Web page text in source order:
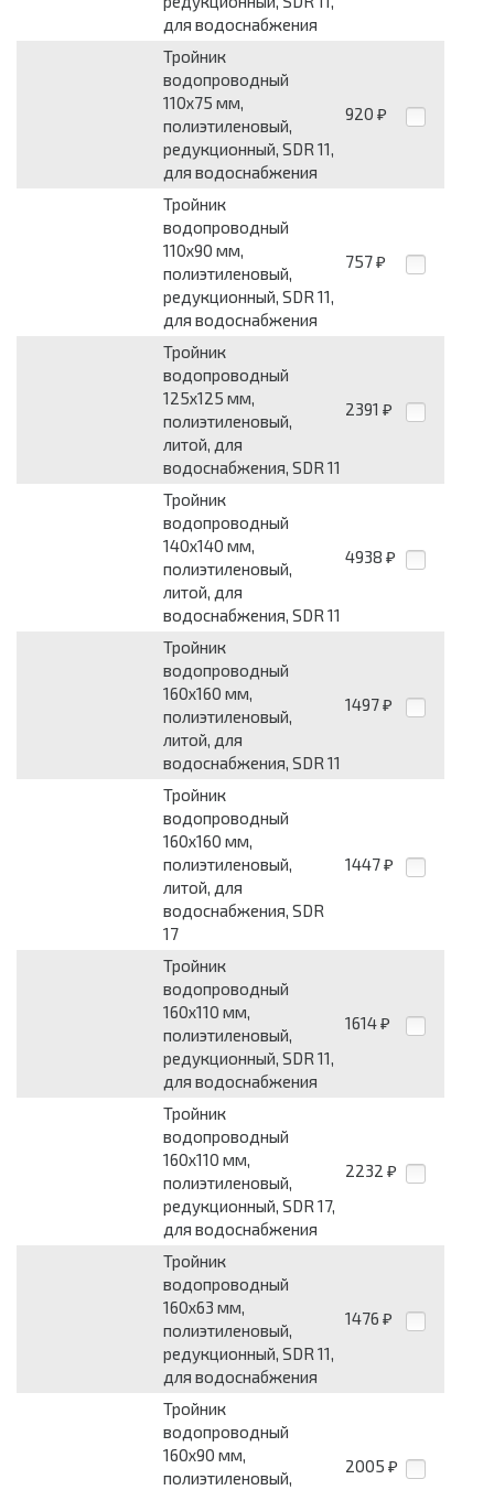
для водоснабжения
Тройник
водопроводный
110x75 мм,
полиэтиленовый,
редукционный, SDR 11,
для водоснабжения
920 ₽
Тройник
водопроводный
110x90 мм,
полиэтиленовый,
редукционный, SDR 11,
для водоснабжения
757 ₽
Тройник
водопроводный
125x125 мм,
полиэтиленовый,
литой, для
водоснабжения, SDR 11
2391 ₽
Тройник
водопроводный
140x140 мм,
полиэтиленовый,
литой, для
водоснабжения, SDR 11
4938 ₽
Тройник
водопроводный
160x160 мм,
полиэтиленовый,
литой, для
водоснабжения, SDR 11
1497 ₽
Тройник
водопроводный
160x160 мм,
полиэтиленовый,
литой, для
водоснабжения, SDR
17
1447 ₽
Тройник
водопроводный
160x110 мм,
полиэтиленовый,
редукционный, SDR 11,
для водоснабжения
1614 ₽
Тройник
водопроводный
160x110 мм,
полиэтиленовый,
редукционный, SDR 17,
для водоснабжения
2232 ₽
Тройник
водопроводный
160x63 мм,
полиэтиленовый,
редукционный, SDR 11,
для водоснабжения
1476 ₽
Тройник
водопроводный
160x90 мм,
полиэтиленовый,
2005 ₽